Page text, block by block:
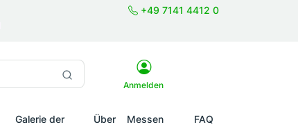
+49 7141 4412 0
Anmelden
Galerie der
Über
Messen
FAQ